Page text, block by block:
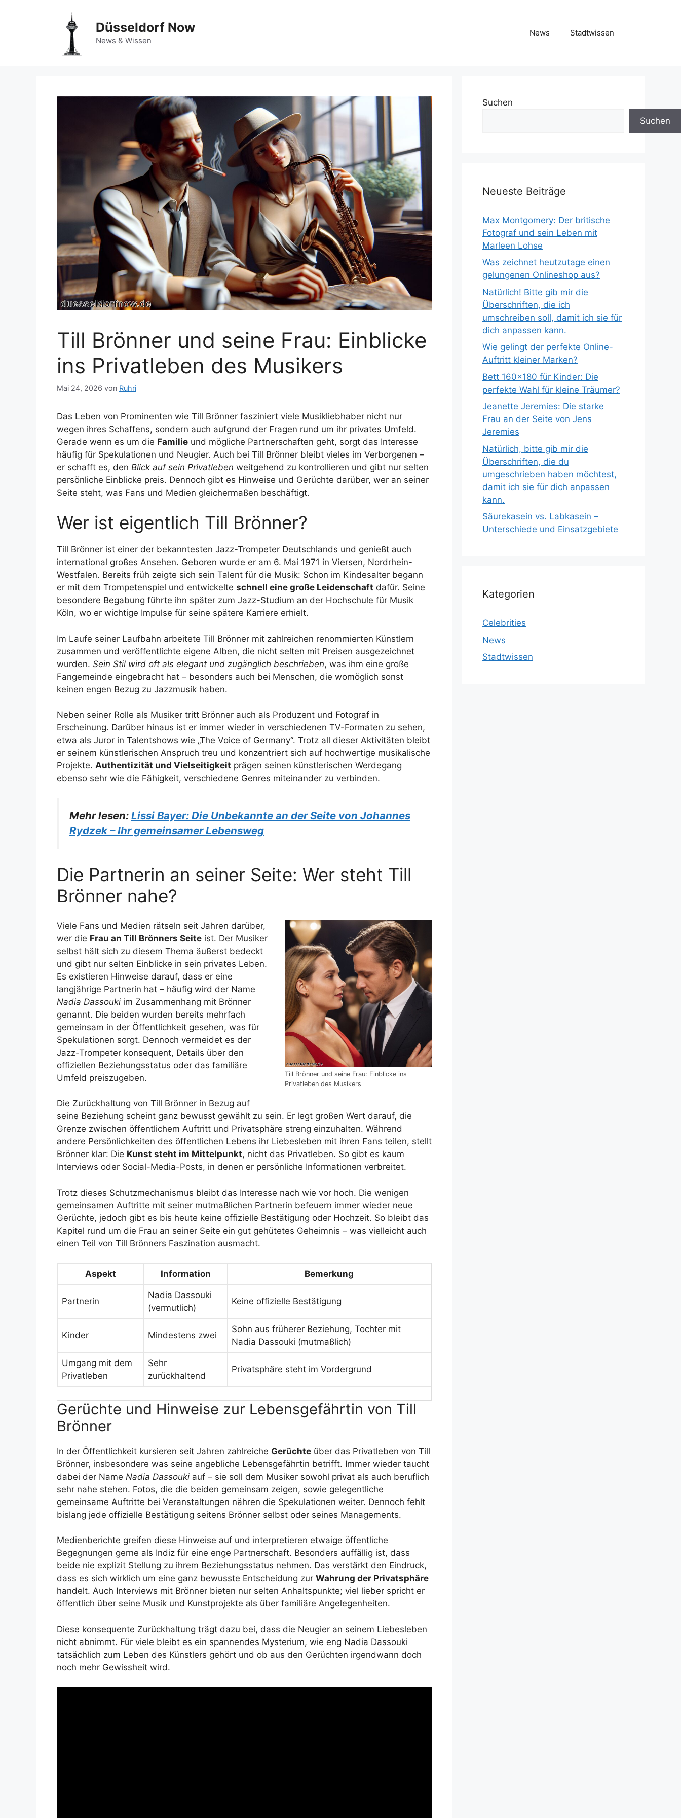
Düsseldorf Now
News & Wissen
News Stadtwissen
Till Brönner und seine Frau: Einblicke
ins Privatleben des Musikers
Mai 24, 2026 von Ruhri
Das Leben von Prominenten wie Till Brönner fasziniert viele Musikliebhaber nicht nur
wegen ihres Schaffens, sondern auch aufgrund der Fragen rund um ihr privates Umfeld.
Gerade wenn es um die Familie und mögliche Partnerschaften geht, sorgt das Interesse
häufig für Spekulationen und Neugier. Auch bei Till Brönner bleibt vieles im Verborgenen –
er schafft es, den Blick auf sein Privatleben weitgehend zu kontrollieren und gibt nur selten
persönliche Einblicke preis. Dennoch gibt es Hinweise und Gerüchte darüber, wer an seiner
Seite steht, was Fans und Medien gleichermaßen beschäftigt.
Wer ist eigentlich Till Brönner?
Till Brönner ist einer der bekanntesten Jazz-Trompeter Deutschlands und genießt auch
international großes Ansehen. Geboren wurde er am 6. Mai 1971 in Viersen, Nordrhein-
Westfalen. Bereits früh zeigte sich sein Talent für die Musik: Schon im Kindesalter begann
er mit dem Trompetenspiel und entwickelte schnell eine große Leidenschaft dafür. Seine
besondere Begabung führte ihn später zum Jazz-Studium an der Hochschule für Musik
Köln, wo er wichtige Impulse für seine spätere Karriere erhielt.
Im Laufe seiner Laufbahn arbeitete Till Brönner mit zahlreichen renommierten Künstlern
zusammen und veröffentlichte eigene Alben, die nicht selten mit Preisen ausgezeichnet
wurden. Sein Stil wird oft als elegant und zugänglich beschrieben, was ihm eine große
Fangemeinde eingebracht hat – besonders auch bei Menschen, die womöglich sonst
keinen engen Bezug zu Jazzmusik haben.
Neben seiner Rolle als Musiker tritt Brönner auch als Produzent und Fotograf in
Erscheinung. Darüber hinaus ist er immer wieder in verschiedenen TV-Formaten zu sehen,
etwa als Juror in Talentshows wie „The Voice of Germany“. Trotz all dieser Aktivitäten bleibt
er seinem künstlerischen Anspruch treu und konzentriert sich auf hochwertige musikalische
Projekte. Authentizität und Vielseitigkeit prägen seinen künstlerischen Werdegang
ebenso sehr wie die Fähigkeit, verschiedene Genres miteinander zu verbinden.
Mehr lesen: Lissi Bayer: Die Unbekannte an der Seite von Johannes
Rydzek – Ihr gemeinsamer Lebensweg
Die Partnerin an seiner Seite: Wer steht Till
Brönner nahe?
Till Brönner und seine Frau: Einblicke ins
Privatleben des Musikers
Viele Fans und Medien rätseln seit Jahren darüber,
wer die Frau an Till Brönners Seite ist. Der Musiker
selbst hält sich zu diesem Thema äußerst bedeckt
und gibt nur selten Einblicke in sein privates Leben.
Es existieren Hinweise darauf, dass er eine
langjährige Partnerin hat – häufig wird der Name
Nadia Dassouki im Zusammenhang mit Brönner
genannt. Die beiden wurden bereits mehrfach
gemeinsam in der Öffentlichkeit gesehen, was für
Spekulationen sorgt. Dennoch vermeidet es der
Jazz-Trompeter konsequent, Details über den
offiziellen Beziehungsstatus oder das familiäre
Umfeld preiszugeben.
Die Zurückhaltung von Till Brönner in Bezug auf
seine Beziehung scheint ganz bewusst gewählt zu sein. Er legt großen Wert darauf, die
Grenze zwischen öffentlichem Auftritt und Privatsphäre streng einzuhalten. Während
andere Persönlichkeiten des öffentlichen Lebens ihr Liebesleben mit ihren Fans teilen, stellt
Brönner klar: Die Kunst steht im Mittelpunkt, nicht das Privatleben. So gibt es kaum
Interviews oder Social-Media-Posts, in denen er persönliche Informationen verbreitet.
Trotz dieses Schutzmechanismus bleibt das Interesse nach wie vor hoch. Die wenigen
gemeinsamen Auftritte mit seiner mutmaßlichen Partnerin befeuern immer wieder neue
Gerüchte, jedoch gibt es bis heute keine offizielle Bestätigung oder Hochzeit. So bleibt das
Kapitel rund um die Frau an seiner Seite ein gut gehütetes Geheimnis – was vielleicht auch
einen Teil von Till Brönners Faszination ausmacht.
Aspekt Information Bemerkung
Partnerin
Nadia Dassouki
(vermutlich)
Keine offizielle Bestätigung
Kinder Mindestens zwei
Sohn aus früherer Beziehung, Tochter mit
Nadia Dassouki (mutmaßlich)
Umgang mit dem
Privatleben
Sehr
zurückhaltend
Privatsphäre steht im Vordergrund
Gerüchte und Hinweise zur Lebensgefährtin von Till
Brönner
In der Öffentlichkeit kursieren seit Jahren zahlreiche Gerüchte über das Privatleben von Till
Brönner, insbesondere was seine angebliche Lebensgefährtin betrifft. Immer wieder taucht
dabei der Name Nadia Dassouki auf – sie soll dem Musiker sowohl privat als auch beruflich
sehr nahe stehen. Fotos, die die beiden gemeinsam zeigen, sowie gelegentliche
gemeinsame Auftritte bei Veranstaltungen nähren die Spekulationen weiter. Dennoch fehlt
bislang jede offizielle Bestätigung seitens Brönner selbst oder seines Managements.
Medienberichte greifen diese Hinweise auf und interpretieren etwaige öffentliche
Begegnungen gerne als Indiz für eine enge Partnerschaft. Besonders auffällig ist, dass
beide nie explizit Stellung zu ihrem Beziehungsstatus nehmen. Das verstärkt den Eindruck,
dass es sich wirklich um eine ganz bewusste Entscheidung zur Wahrung der Privatsphäre
handelt. Auch Interviews mit Brönner bieten nur selten Anhaltspunkte; viel lieber spricht er
öffentlich über seine Musik und Kunstprojekte als über familiäre Angelegenheiten.
Diese konsequente Zurückhaltung trägt dazu bei, dass die Neugier an seinem Liebesleben
nicht abnimmt. Für viele bleibt es ein spannendes Mysterium, wie eng Nadia Dassouki
tatsächlich zum Leben des Künstlers gehört und ob aus den Gerüchten irgendwann doch
noch mehr Gewissheit wird.
Suchen
Suchen
Neueste Beiträge
Max Montgomery: Der britische
Fotograf und sein Leben mit
Marleen Lohse
Was zeichnet heutzutage einen
gelungenen Onlineshop aus?
Natürlich! Bitte gib mir die
Überschriften, die ich
umschreiben soll, damit ich sie für
dich anpassen kann.
Wie gelingt der perfekte Online-
Auftritt kleiner Marken?
Bett 160×180 für Kinder: Die
perfekte Wahl für kleine Träumer?
Jeanette Jeremies: Die starke
Frau an der Seite von Jens
Jeremies
Natürlich, bitte gib mir die
Überschriften, die du
umgeschrieben haben möchtest,
damit ich sie für dich anpassen
kann.
Säurekasein vs. Labkasein –
Unterschiede und Einsatzgebiete
Kategorien
Celebrities
News
Stadtwissen